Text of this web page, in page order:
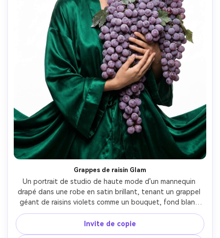
Grappes de raisin Glam
Un portrait de studio de haute mode d'un mannequin
drapé dans une robe en satin brillant, tenant un grappel
géant de raisins violets comme un bouquet, fond blanc
propre, éclairage softbox avec une lumière douce de
bord, prise en Phase un format moyen 80mm, cadre serré
demi-corps, texture de fleurs de fruits ultra-détaillée,
Invite de copie